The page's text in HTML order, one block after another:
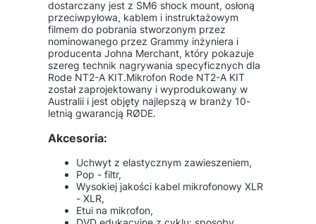
dostarczany jest z SM6 shock mount, osłoną
przeciwpyłowa, kablem i instruktażowym
filmem do pobrania stworzonym przez
nominowanego przez Grammy inżyniera i
producenta Johna Merchant, który pokazuje
szereg technik nagrywania specyficznych dla
Rode NT2-A KIT.Mikrofon Rode NT2-A KIT
został zaprojektowany i wyprodukowany w
Australii i jest objęty najlepszą w branży 10-
letnią gwarancją RØDE.
Akcesoria:
Uchwyt z elastycznym zawieszeniem,
Pop - filtr,
Wysokiej jakości kabel mikrofonowy XLR
- XLR,
Etui na mikrofon,